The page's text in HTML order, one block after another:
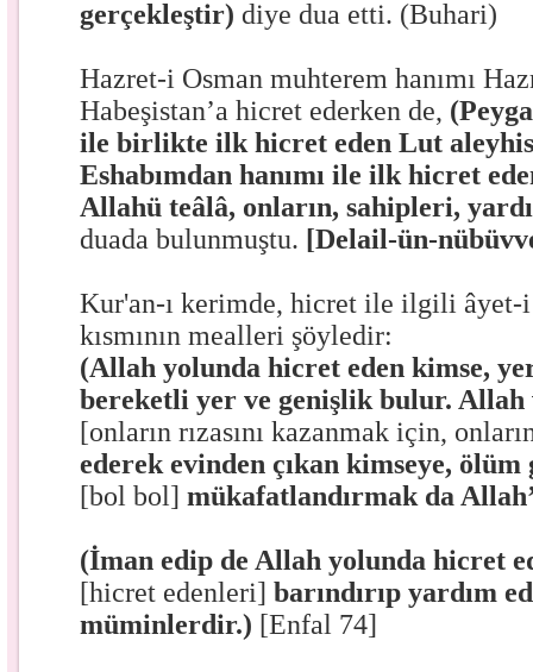
gerçekleştir) diye dua etti. (Buhari)
Hazret-i Osman muhterem hanımı
Habeşistan’a hicret ederken de,
ile birlikte ilk hicret eden Lut
Eshabımdan hanımı ile ilk hicret
Allahü teâlâ, onların, sahipleri,
duada bulunmuştu. [Delail-ün-
Kur'an-ı kerimde, hicret ile ilgili
kısmının mealleri şöyledir:
(Allah yolunda hicret eden kimse,
bereketli yer ve genişlik bulur. Allah
[onların rızasını kazanmak için,
ederek evinden çıkan kimseye,
[bol bol]mükafatlandırmak da
(İman edip de Allah yolunda hicret
[hicret edenleri] barındırıp yardım
müminlerdir.) [Enfal 74]